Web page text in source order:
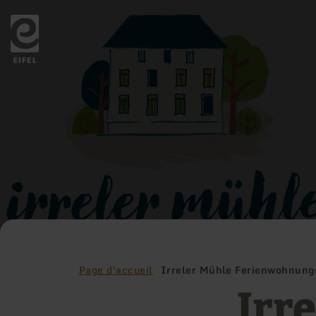
Retour
à
la
page
d'accueil
Page d'accueil Irreler Mühle